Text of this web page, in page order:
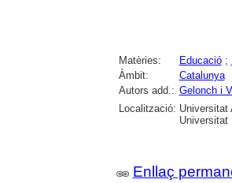
Matèries: Educació;
Àmbit:
Catalunya
Autors add.: Gelonch i
Localització: Universitat
Universitat
Enllaç